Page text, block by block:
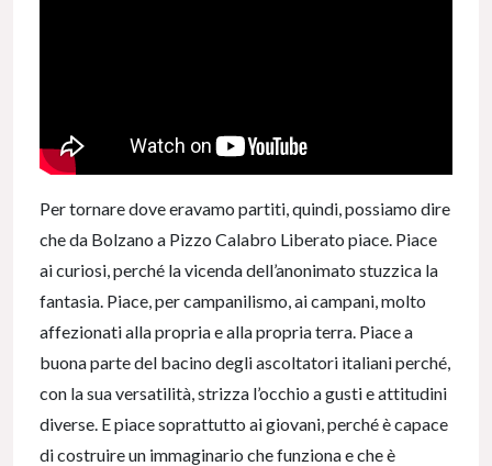
Per tornare dove eravamo partiti, quindi, possiamo dire
che da Bolzano a Pizzo Calabro Liberato piace. Piace
ai curiosi, perché la vicenda dell’anonimato stuzzica la
fantasia. Piace, per campanilismo, ai campani, molto
affezionati alla propria e alla propria terra. Piace a
buona parte del bacino degli ascoltatori italiani perché,
con la sua versatilità, strizza l’occhio a gusti e attitudini
diverse. E piace soprattutto ai giovani, perché è capace
di costruire un immaginario che funziona e che è